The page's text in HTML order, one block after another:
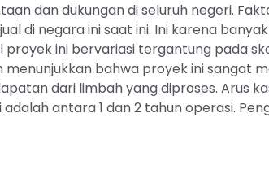
dan dukungan di seluruh negeri.
di negara ini saat ini. Ini karena
ini bervariasi tergantung pada
bahwa proyek ini sangat
dari limbah yang diproses. Arus
antara 1 dan 2 tahun operasi.